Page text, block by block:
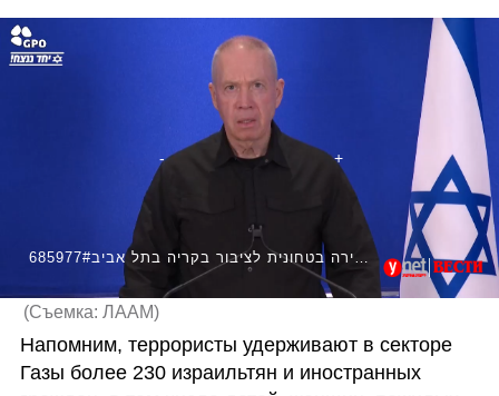
685977#שר הביטחון יואב גלנט בסקירה בטחונית לציבור בקריה בתל אביב
(Съемка: ЛААМ)
Напомним, террористы удерживают в секторе
Газы более 230 израильтян и иностранных